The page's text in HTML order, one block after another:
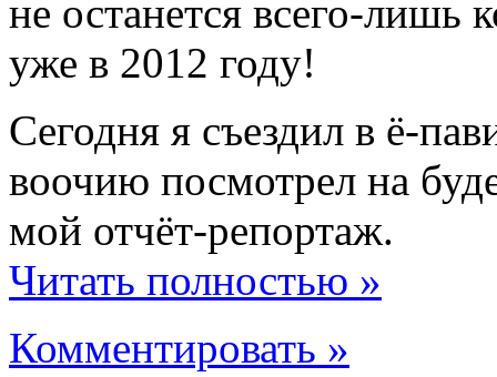
не останется всего-лишь
уже в 2012 году!
Сегодня я съездил в ё-
воочию посмотрел на
мой отчёт-репортаж.
Читать полностью »
Комментировать »